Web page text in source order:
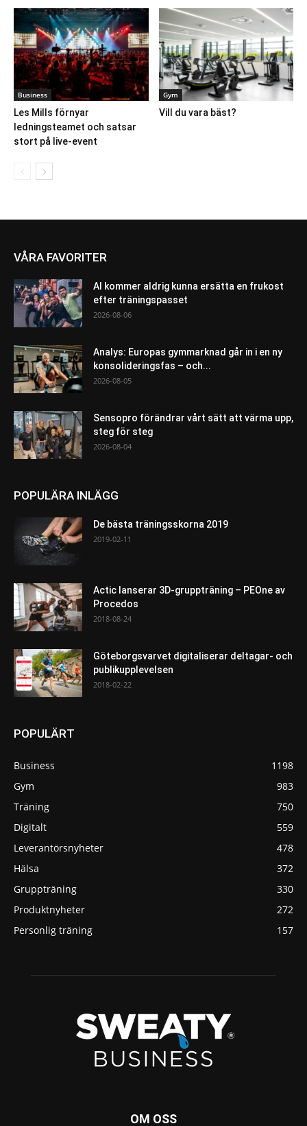
Business
Les Mills förnyar
ledningsteamet och satsar
stort på live-event
Gym
Vill du vara bäst?
VÅRA FAVORITER
AI kommer aldrig kunna ersätta en frukost
efter träningspasset
2026-08-06
Analys: Europas gymmarknad går in i en ny
konsolideringsfas – och...
2026-08-05
Sensopro förändrar vårt sätt att värma upp,
steg för steg
2026-08-04
POPULÄRA INLÄGG
De bästa träningsskorna 2019
2019-02-11
Actic lanserar 3D-gruppträning – PEOne av
Procedos
2018-08-24
Göteborgsvarvet digitaliserar deltagar- och
publikupplevelsen
2018-02-22
POPULÄRT
Business
1198
Gym
983
Träning
750
Digitalt
559
Leverantörsnyheter
478
Hälsa
372
Gruppträning
330
Produktnyheter
272
Personlig träning
157
OM OSS